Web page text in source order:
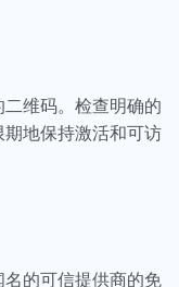
维码。检查明确的
地保持激活和可访
的可信提供商的免